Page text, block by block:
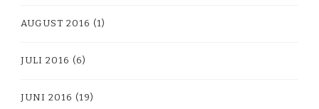
AUGUST 2016 (1)
JULI 2016 (6)
JUNI 2016 (19)